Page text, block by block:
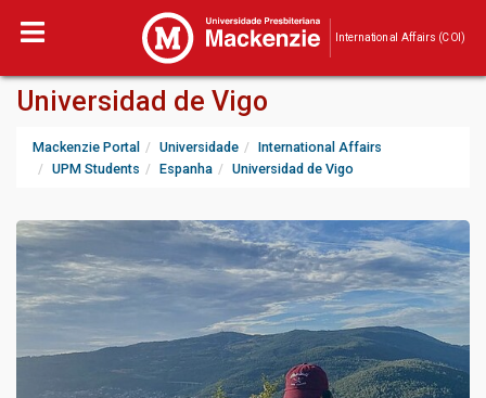
International Affairs (COI)
Universidad de Vigo
Mackenzie Portal Universidade
International Affairs
UPM Students
Espanha Universidad de Vigo